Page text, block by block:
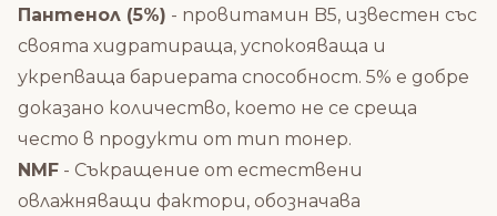
Пантенол (5%) - провитамин B5, известен със
своята хидратираща, успокояваща и
укрепваща бариерата способност. 5% е добре
доказано количество, което не се среща
често в продукти от тип тонер.
NMF - Съкращение от естествени
овлажняващи фактори, обозначава